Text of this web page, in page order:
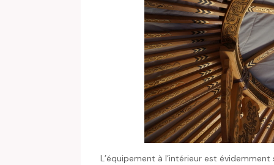
L’équipement à l’intérieur est